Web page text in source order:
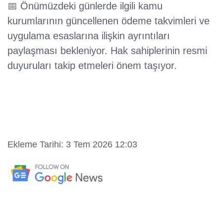
📅 Önümüzdeki günlerde ilgili kamu
kurumlarının güncellenen ödeme takvimleri ve
uygulama esaslarına ilişkin ayrıntıları
paylaşması bekleniyor. Hak sahiplerinin resmi
duyuruları takip etmeleri önem taşıyor.
Ekleme Tarihi: 3 Tem 2026 12:03